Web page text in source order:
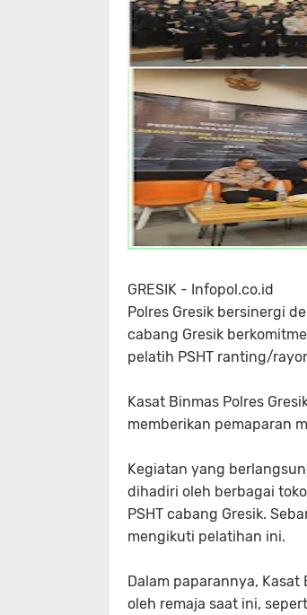
GRESIK - Infopol.co.id
Polres Gresik bersinergi
cabang Gresik
pelatih PSHT ranting/
Kasat Binmas Polres
memberikan pemaparan
Kegiatan yang
dihadiri oleh berbagai
PSHT cabang Gresik.
mengikuti pelatihan ini.
Dalam paparannya,
oleh remaja saat ini,